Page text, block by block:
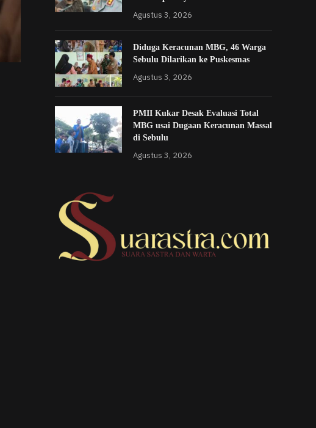
Agustus 3, 2026
Diduga Keracunan MBG, 46 Warga
Sebulu Dilarikan ke Puskesmas
Agustus 3, 2026
PMII Kukar Desak Evaluasi Total
MBG usai Dugaan Keracunan Massal
di Sebulu
Agustus 3, 2026